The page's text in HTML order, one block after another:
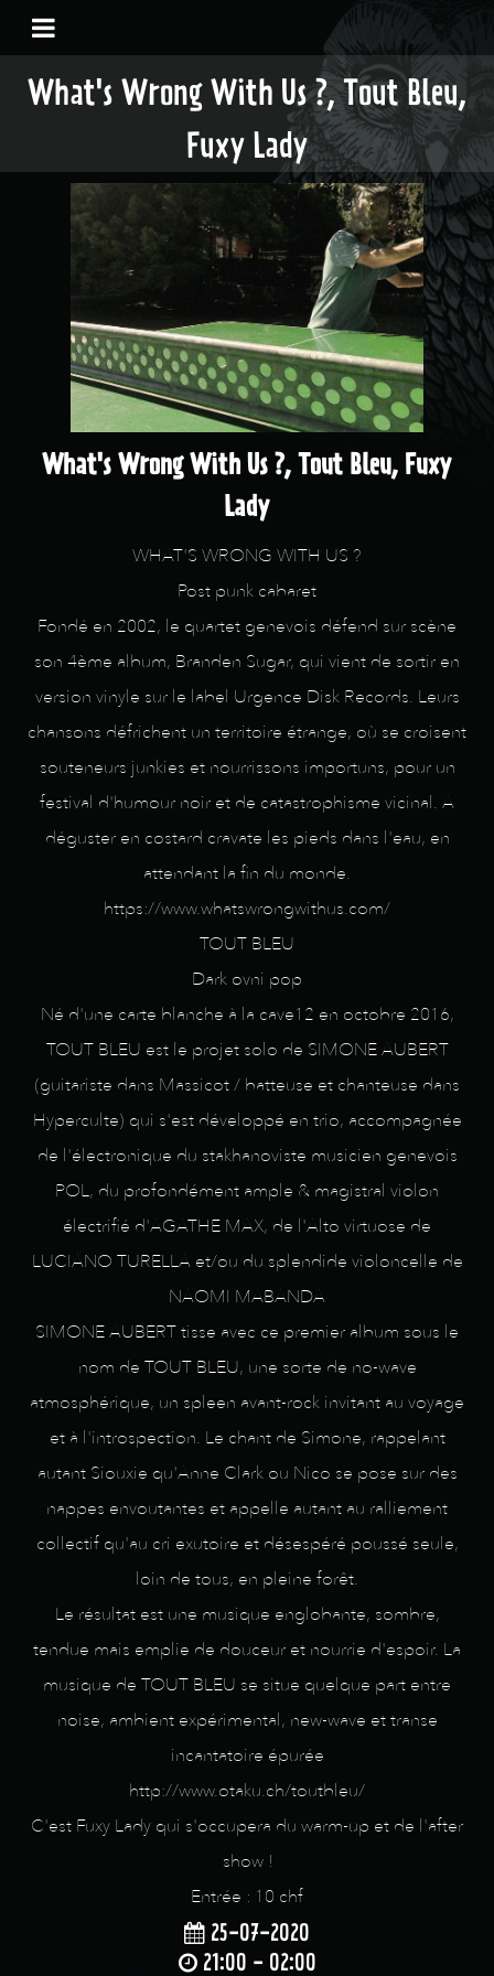
What's Wrong With Us ?, Tout Bleu,
Fuxy Lady
What's Wrong With Us ?, Tout Bleu, Fuxy
Lady
WHAT'S WRONG WITH US ?
Post punk cabaret
Fondé en 2002, le quartet genevois défend sur scène
son 4ème album, Branden Sugar, qui vient de sortir en
version vinyle sur le label Urgence Disk Records. Leurs
chansons défrichent un territoire étrange, où se croisent
souteneurs junkies et nourrissons importuns, pour un
festival d'humour noir et de catastrophisme vicinal. A
déguster en costard cravate les pieds dans l'eau, en
attendant la fin du monde.
https://www.whatswrongwithus.com/
TOUT BLEU
Dark ovni pop
Né d'une carte blanche à la cave12 en octobre 2016,
TOUT BLEU est le projet solo de SIMONE AUBERT
(guitariste dans Massicot / batteuse et chanteuse dans
Hyperculte) qui s'est développé en trio, accompagnée
de l'électronique du stakhanoviste musicien genevois
POL, du profondément ample & magistral violon
électrifié d'AGATHE MAX, de l'Alto virtuose de
LUCIANO TURELLA et/ou du splendide violoncelle de
NAOMI MABANDA
SIMONE AUBERT tisse avec ce premier album sous le
nom de TOUT BLEU, une sorte de no-wave
atmosphérique, un spleen avant-rock invitant au voyage
et à l'introspection. Le chant de Simone, rappelant
autant Siouxie qu'Anne Clark ou Nico se pose sur des
nappes envoutantes et appelle autant au ralliement
collectif qu'au cri exutoire et désespéré poussé seule,
loin de tous, en pleine forêt.
Le résultat est une musique englobante, sombre,
tendue mais emplie de douceur et nourrie d'espoir. La
musique de TOUT BLEU se situe quelque part entre
noise, ambient expérimental, new-wave et transe
incantatoire épurée
http://www.otaku.ch/toutbleu/
C'est Fuxy Lady qui s'occupera du warm-up et de l'after
show !
Entrée : 10 chf
25-07-2020
21:00 - 02:00